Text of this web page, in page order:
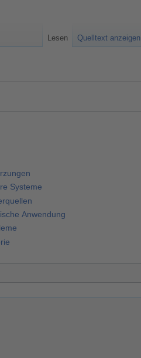
Systeme
Anwendung
Lesen Quelltext anzeigen